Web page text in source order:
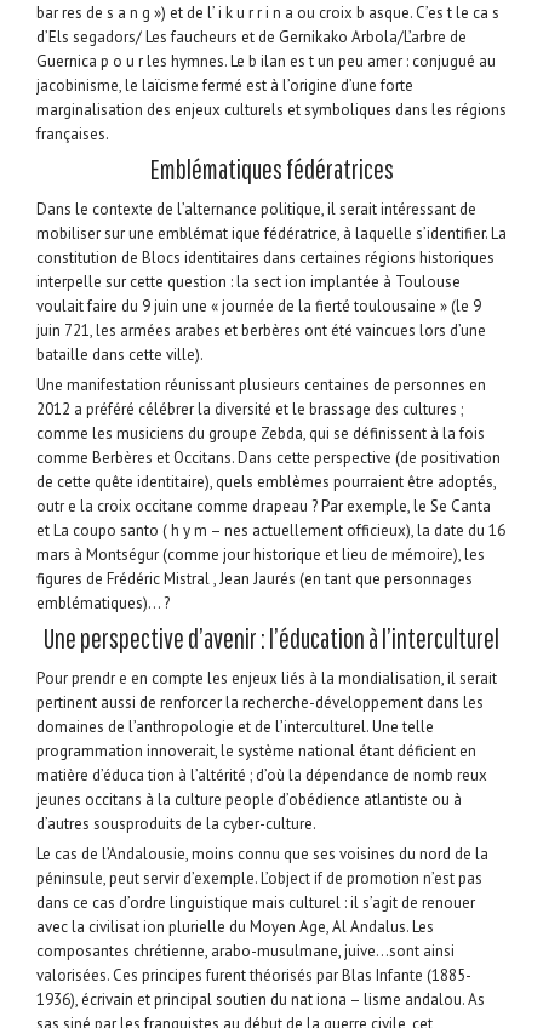
bar res de s a n g ») et de l’ i k u r r i n a ou croix b asque. C’es t le ca s
d’Els segadors/ Les faucheurs et de Gernikako Arbola/L’arbre de
Guernica p o u r les hymnes. Le b ilan es t un peu amer : conjugué au
jacobinisme, le laïcisme fermé est à l’origine d’une forte
marginalisation des enjeux culturels et symboliques dans les régions
françaises.
Emblématiques fédératrices
Dans le contexte de l’alternance politique, il serait intéressant de
mobiliser sur une emblémat ique fédératrice, à laquelle s’identifier. La
constitution de Blocs identitaires dans certaines régions historiques
interpelle sur cette question : la sect ion implantée à Toulouse
voulait faire du 9 juin une « journée de la fierté toulousaine » (le 9
juin 721, les armées arabes et berbères ont été vaincues lors d’une
bataille dans cette ville).
Une manifestation réunissant plusieurs centaines de personnes en
2012 a préféré célébrer la diversité et le brassage des cultures ;
comme les musiciens du groupe Zebda, qui se définissent à la fois
comme Berbères et Occitans. Dans cette perspective (de positivation
de cette quête identitaire), quels emblèmes pourraient être adoptés,
outr e la croix occitane comme drapeau ? Par exemple, le Se Canta
et La coupo santo ( h y m – nes actuellement officieux), la date du 16
mars à Montségur (comme jour historique et lieu de mémoire), les
figures de Frédéric Mistral , Jean Jaurés (en tant que personnages
emblématiques)… ?
Une perspective d’avenir : l’éducation à l’interculturel
Pour prendr e en compte les enjeux liés à la mondialisation, il serait
pertinent aussi de renforcer la recherche-développement dans les
domaines de l’anthropologie et de l’interculturel. Une telle
programmation innoverait, le système national étant déficient en
matière d’éduca tion à l’altérité ; d’où la dépendance de nomb reux
jeunes occitans à la culture people d’obédience atlantiste ou à
d’autres sousproduits de la cyber-culture.
Le cas de l’Andalousie, moins connu que ses voisines du nord de la
péninsule, peut servir d’exemple. L’object if de promotion n’est pas
dans ce cas d’ordre linguistique mais culturel : il s’agit de renouer
avec la civilisat ion plurielle du Moyen Age, Al Andalus. Les
composantes chrétienne, arabo-musulmane, juive…sont ainsi
valorisées. Ces principes furent théorisés par Blas Infante (1885-
1936), écrivain et principal soutien du nat iona – lisme andalou. As
sas siné par les franquistes au début de la guerre civile, cet